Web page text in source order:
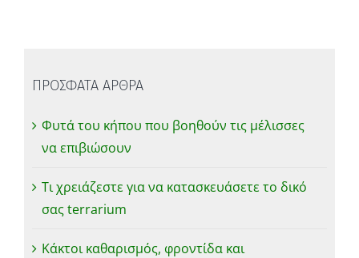
ΠΡΟΣΦΑΤΑ ΑΡΘΡΑ
Φυτά του κήπου που βοηθούν τις μέλισσες
να επιβιώσουν
Τι χρειάζεστε για να κατασκευάσετε το δικό
σας terrarium
Κάκτοι καθαρισμός, φροντίδα και